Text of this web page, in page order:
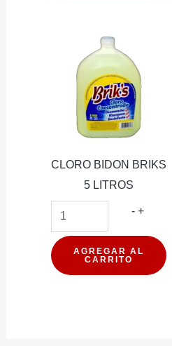
CLORO BIDON BRIKS
5 LITROS
- CLORO
BRIKS
+
AGREGAR AL
CARRITO